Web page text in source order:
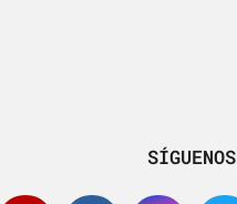
SÍGUENOS